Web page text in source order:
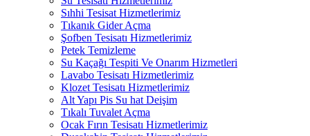
Sıhhi Tesisat Hizmetlerimiz
Tıkanık Gider Açma
Şofben Tesisatı Hizmetlerimiz
Petek Temizleme
Su Kaçağı Tespiti Ve Onarım Hizmetleri
Lavabo Tesisatı Hizmetlerimiz
Klozet Tesisatı Hizmetlerimiz
Alt Yapı Pis Su hat Deişim
Tıkalı Tuvalet Açma
Ocak Fırın Tesisatı Hizmetlerimiz